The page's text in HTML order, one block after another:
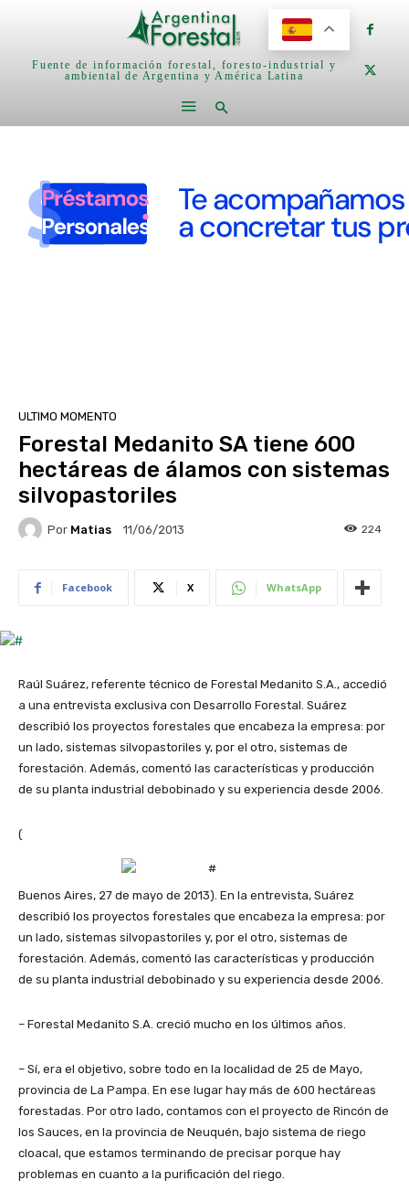
Fuente de información forestal, foresto-industrial y
ambiental de Argentina y América Latina
ULTIMO MOMENTO
Forestal Medanito SA tiene 600
hectáreas de álamos con sistemas
silvopastoriles
Por Matias 11/06/2013 224
Facebook X WhatsApp
Raúl Suárez, referente técnico de Forestal Medanito S.A., accedió
a una entrevista exclusiva con Desarrollo Forestal. Suárez
describió los proyectos forestales que encabeza la empresa: por
un lado, sistemas silvopastoriles y, por el otro, sistemas de
forestación. Además, comentó las características y producción
de su planta industrial debobinado y su experiencia desde 2006.
(
Buenos Aires, 27 de mayo de 2013). En la entrevista, Suárez
describió los proyectos forestales que encabeza la empresa: por
un lado, sistemas silvopastoriles y, por el otro, sistemas de
forestación. Además, comentó las características y producción
de su planta industrial debobinado y su experiencia desde 2006.
– Forestal Medanito S.A. creció mucho en los últimos años.
– Sí, era el objetivo, sobre todo en la localidad de 25 de Mayo,
provincia de La Pampa. En ese lugar hay más de 600 hectáreas
forestadas. Por otro lado, contamos con el proyecto de Rincón de
los Sauces, en la provincia de Neuquén, bajo sistema de riego
cloacal, que estamos terminando de precisar porque hay
problemas en cuanto a la purificación del riego.